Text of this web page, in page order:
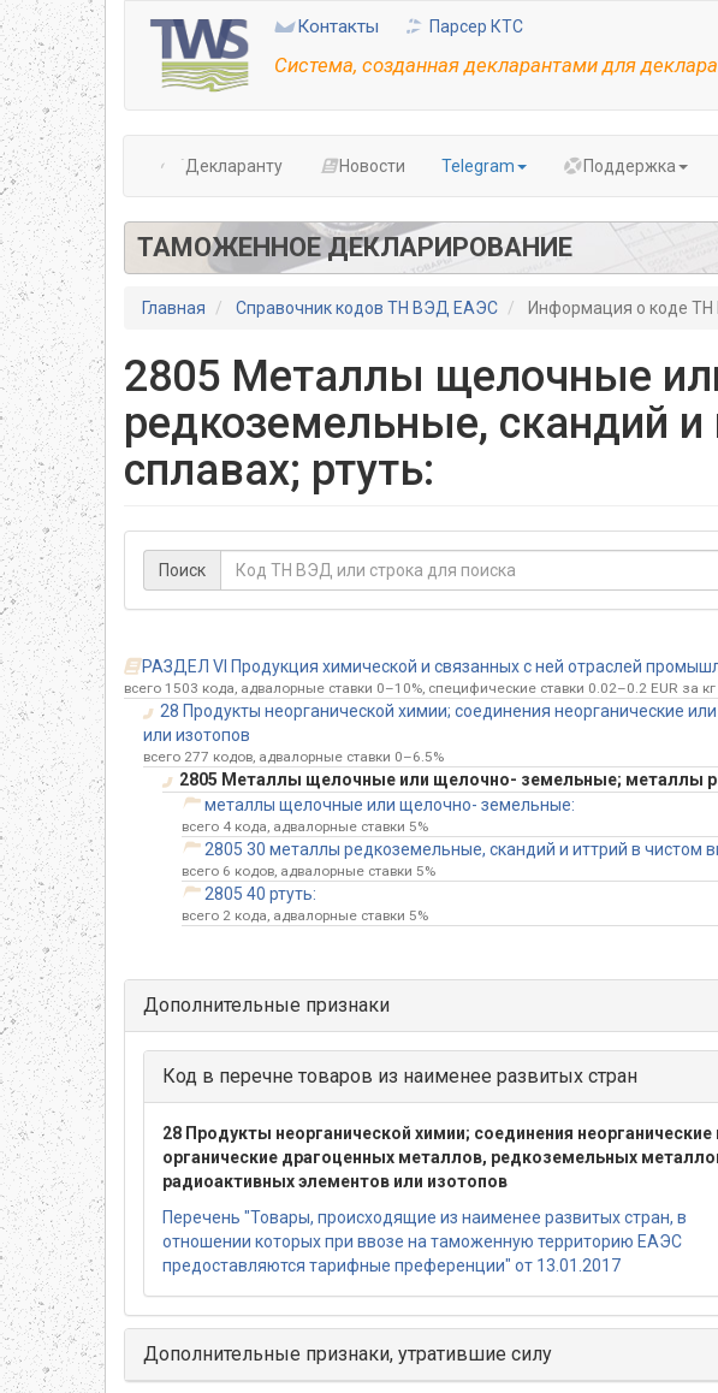
Перейти
к
основному
содержанию
Контакты Парсер КТС
Система, созданная декларантами для
Декларанту Новости Telegram Поддержка
ТАМОЖЕННОЕ ДЕКЛАРИРОВАНИЕ
Главная Справочник кодов ТН ВЭД ЕАЭС Информация о коде
2805 Металлы щелочные
редкоземельные, скандий и
сплавах; ртуть:
Поиск
РАЗДЕЛ VI Продукция химической и связанных с ней отраслей
всего 1503 кода, адвалорные ставки 0–10%, специфические ставки 0.02–0.2 EUR за кг
28 Продукты неорганической химии; соединения неорганические
или изотопов
всего 277 кодов, адвалорные ставки 0–6.5%
2805 Металлы щелочные или щелочно- земельные; металлы
металлы щелочные или щелочно- земельные:
всего 4 кода, адвалорные ставки 5%
2805 30 металлы редкоземельные, скандий и иттрий в чистом
всего 6 кодов, адвалорные ставки 5%
2805 40 ртуть:
всего 2 кода, адвалорные ставки 5%
Дополнительные признаки
Код в перечне товаров из наименее развитых стран
28 Продукты неорганической химии; соединения неорганические
органические драгоценных металлов, редкоземельных
радиоактивных элементов или изотопов
Перечень "Товары, происходящие из наименее развитых стран, в
отношении которых при ввозе на таможенную территорию ЕАЭС
предоставляются тарифные преференции" от 13.01.2017
Дополнительные признаки, утратившие силу